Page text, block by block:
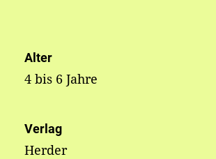
Alter
4 bis 6 Jahre
Verlag
Herder